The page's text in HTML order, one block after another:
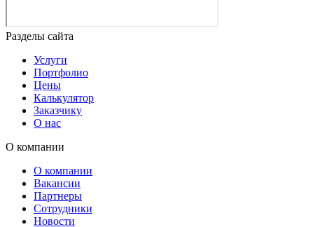
Разделы сайта
Услуги
Портфолио
Цены
Калькулятор
Заказчику
О нас
О компании
О компании
Вакансии
Партнеры
Сотрудники
Новости